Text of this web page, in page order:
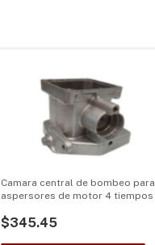
Camara central de bombeo para
aspersores de motor 4 tiempos
$345.45